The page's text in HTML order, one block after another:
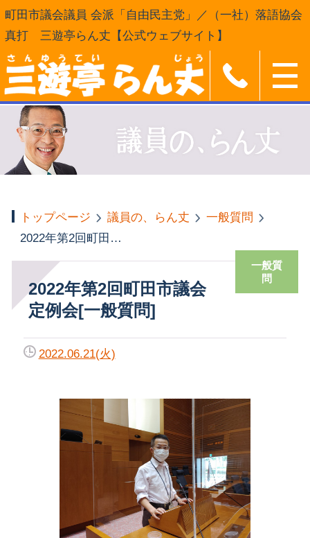
町田市議会議員 会派「自由民主党」／（一社）落語協会
真打 三遊亭らん丈【公式ウェブサイト】
トップページ 議員の、らん丈
一般質問
2022年第2回町田市議会 定例会[一般質問]
2022年第2回町田市議会
定例会[一般質問]
一般質
問
2022.06.21(火)